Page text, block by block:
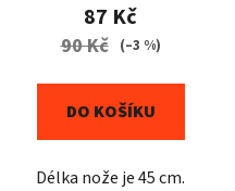
87 Kč
90 Kč (–3 %)
DO KOŠÍKU
Délka nože je 45 cm.